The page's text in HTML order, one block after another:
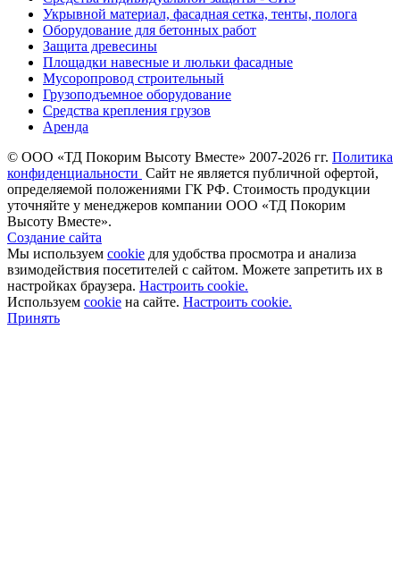
Укрывной материал, фасадная сетка, тенты, полога
Оборудование для бетонных работ
Защита древесины
Площадки навесные и люльки фасадные
Мусоропровод строительный
Грузоподъемное оборудование
Средства крепления грузов
Аренда
© ООО «ТД Покорим Высоту Вместе» 2007-2026 гг. Политика
конфиденциальности Cайт не является публичной офертой,
определяемой положениями ГК РФ. Стоимость продукции
уточняйте у менеджеров компании ООО «ТД Покорим
Высоту Вместе».
Создание сайта
Мы используем cookie для удобства просмотра и анализа
взимодействия посетителей с сайтом. Можете запретить их в
настройках браузера. Настроить cookie.
Используем cookie на сайте. Настроить cookie.
Принять